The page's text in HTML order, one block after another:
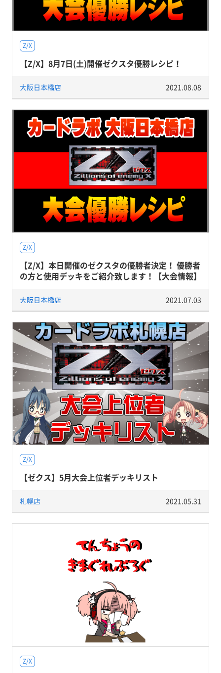
Z/X
【Z/X】8月7日(土)開催ゼクスタ優勝レシピ！
大阪日本橋店 2021.08.08
Z/X
【Z/X】本日開催のゼクスタの優勝者決定！ 優勝者
の方と使用デッキをご紹介致します！【大会情報】
大阪日本橋店 2021.07.03
Z/X
【ゼクス】5月大会上位者デッキリスト
札幌店 2021.05.31
Z/X